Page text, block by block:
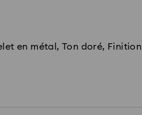
en métal, Ton doré, Finition